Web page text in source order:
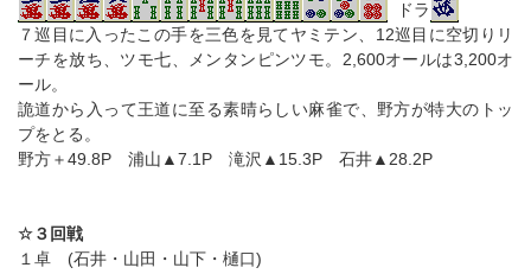
ドラ
７巡目に入ったこの手を三色を見てヤミテン、12巡目に空切りリ
ーチを放ち、ツモ七、メンタンピンツモ。2,600オールは3,200オ
ール。
詭道から入って王道に至る素晴らしい麻雀で、野方が特大のトッ
プをとる。
野方＋49.8P 浦山▲7.1P 滝沢▲15.3P 石井▲28.2P
☆３回戦
１卓 (石井・山田・山下・樋口)